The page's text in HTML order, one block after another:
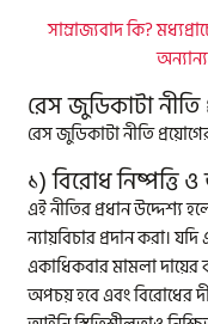
সাম্রাজ্যবাদ কি?
অন্যান্য
রেস জুডিকাটা নীতি
রেস জুডিকাটা নীতি
১) বিরোধ নিষ্পত্তি
এই নীতির প্রধান উদ্দেশ্য
ন্যায়বিচার প্রদান করা।
একাধিকবার মামলা
অপচয় হবে এবং বিরোধের